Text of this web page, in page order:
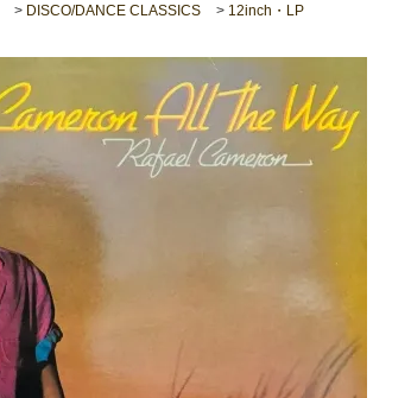
> DISCO/DANCE CLASSICS > 12inch・LP